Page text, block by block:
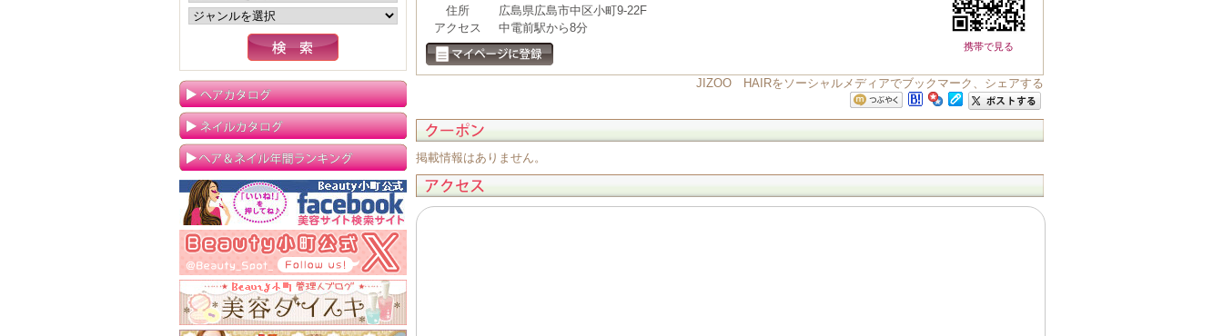
携帯で見る
住所
広島県広島市中区小町9-22F
アクセス
中電前駅から8分
JIZOO HAIRをソーシャルメディアでブックマーク、シェアする
掲載情報はありません。